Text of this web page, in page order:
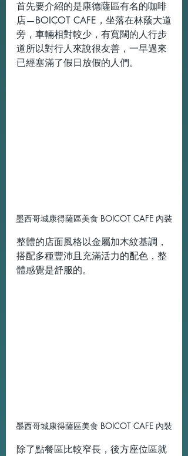
首先要介紹的是康德薩區有名的咖啡
店—BOICOT CAFE，坐落在林蔭大道
旁，車輛相對較少，有寬闊的人行步
道所以對行人來說很友善，一早過來
已經塞滿了假日放假的人們。
墨西哥城康得薩區美食 BOICOT CAFE 內裝
整體的店面風格以金屬加木紋基調，
搭配多種豐沛且充滿活力的配色，整
體感覺是舒服的。
墨西哥城康得薩區美食 BOICOT CAFE 內裝
除了點餐區比較窄長，後方座位區就